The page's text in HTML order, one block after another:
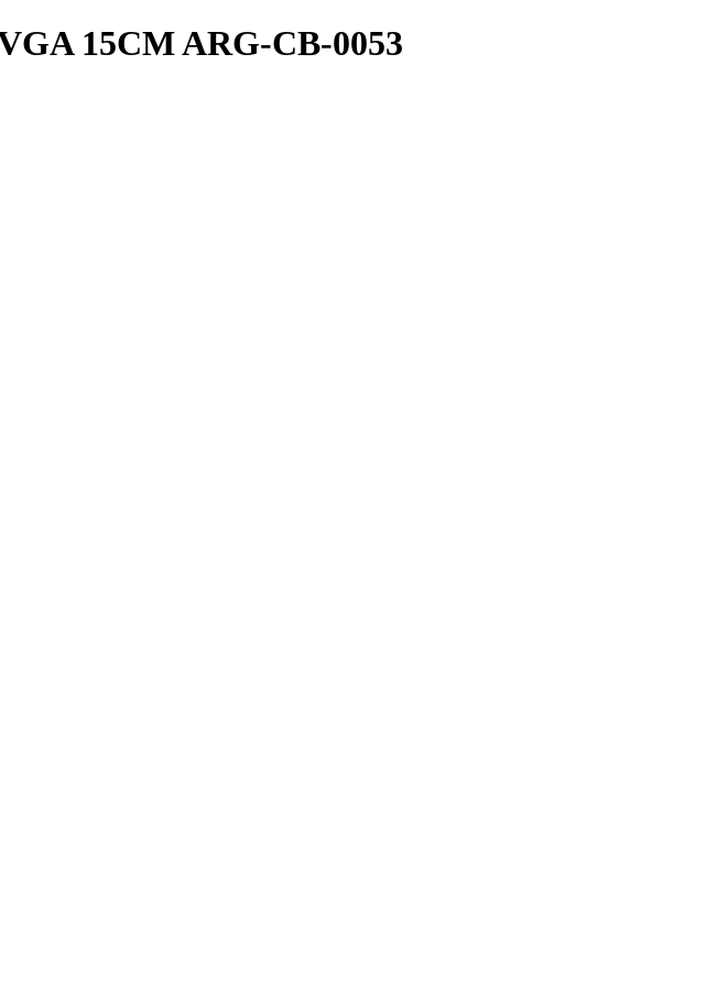
15CM ARG-CB-0053